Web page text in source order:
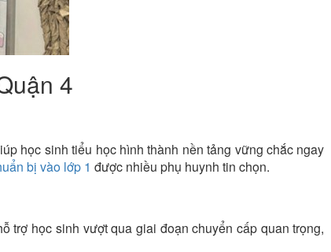
4
học sinh tiểu học hình thành nền tảng vững chắc ngay
bị vào lớp 1 được nhiều phụ huynh tin chọn.
trợ học sinh vượt qua giai đoạn chuyển cấp quan trọng,